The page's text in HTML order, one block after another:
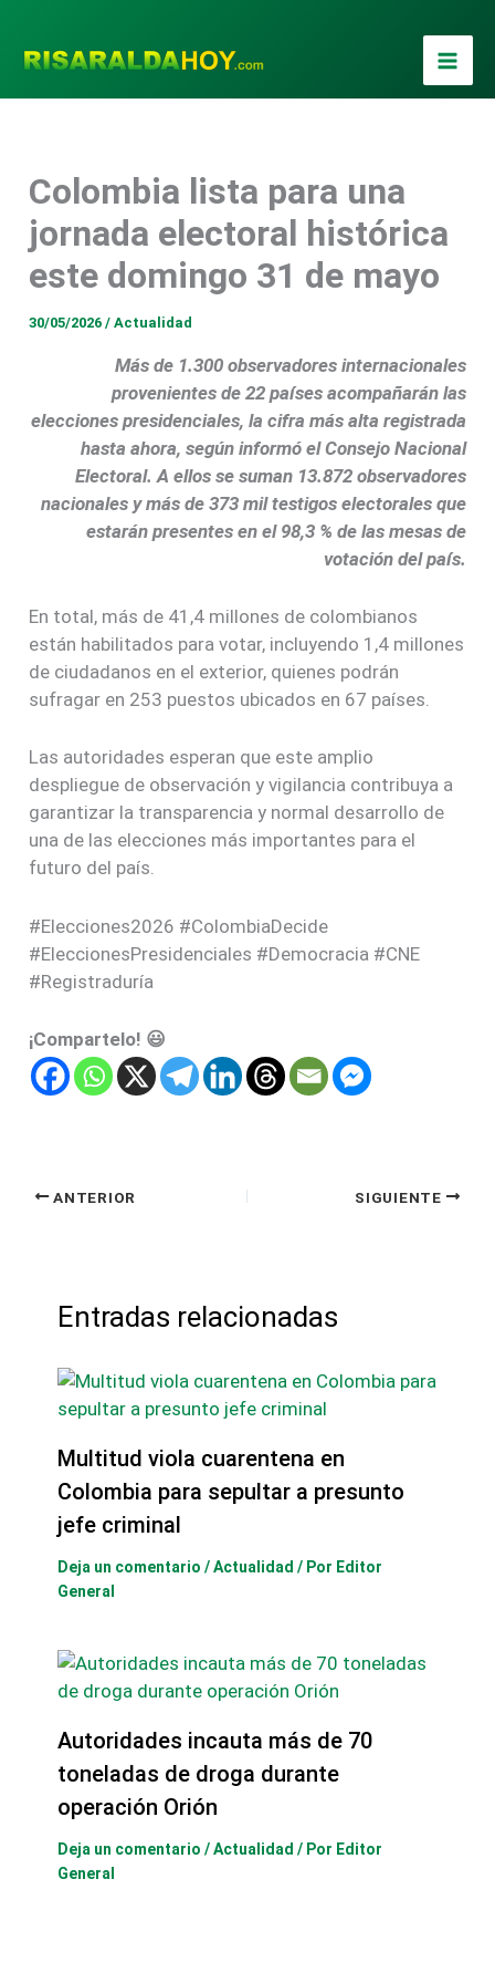
contenido
Colombia lista para una
jornada electoral histórica
este domingo 31 de mayo
30/05/2026/Actualidad
Más de 1.300 observadores internacionales
provenientes de 22 países acompañarán las
elecciones presidenciales, la cifra más alta registrada
hasta ahora, según informó el Consejo Nacional
Electoral. A ellos se suman 13.872 observadores
nacionales y más de 373 mil testigos electorales que
estarán presentes en el 98,3 % de las mesas de
votación del país.
En total, más de 41,4 millones de colombianos
están habilitados para votar, incluyendo 1,4 millones
de ciudadanos en el exterior, quienes podrán
sufragar en 253 puestos ubicados en 67 países.
Las autoridades esperan que este amplio
despliegue de observación y vigilancia contribuya a
garantizar la transparencia y normal desarrollo de
una de las elecciones más importantes para el
futuro del país.
#Elecciones2026 #ColombiaDecide
#EleccionesPresidenciales #Democracia #CNE
#Registraduría
¡Compartelo! 😃
ANTERIOR SIGUIENTE
Entradas relacionadas
Multitud viola cuarentena en
Colombia para sepultar a presunto
jefe criminal
Deja un comentario /Actualidad / Por Editor
General
Autoridades incauta más de 70
toneladas de droga durante
operación Orión
Deja un comentario /Actualidad / Por Editor
General